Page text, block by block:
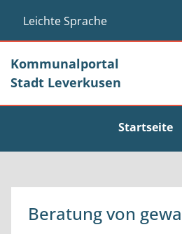
Zum Hauptinhalt springen
Leichte Sprache
Kommunalportal
Stadt Leverkusen
Startseite
Beratung von